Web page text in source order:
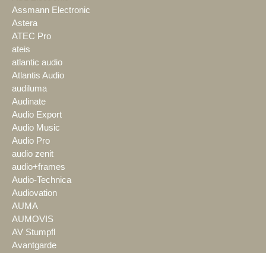
Assmann Electronic
Astera
ATEC Pro
ateis
atlantic audio
Atlantis Audio
audiluma
Audinate
Audio Export
Audio Music
Audio Pro
audio zenit
audio+frames
Audio-Technica
Audiovation
AUMA
AUMOVIS
AV Stumpfl
Avantgarde